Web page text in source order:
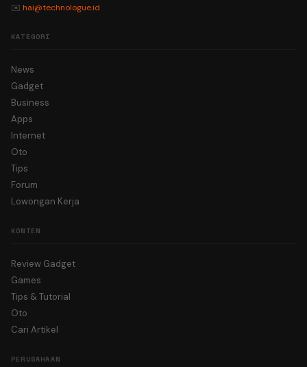
✉️ hai@technologue.id
KATEGORI
News
Gadget
Business
Apps
Internet
Oto
Tips
Forum
Lowongan Kerja
KONTEN
Review Gadget
Games
Tips & Tutorial
Oto
Cari Artikel
PERUSAHAAN